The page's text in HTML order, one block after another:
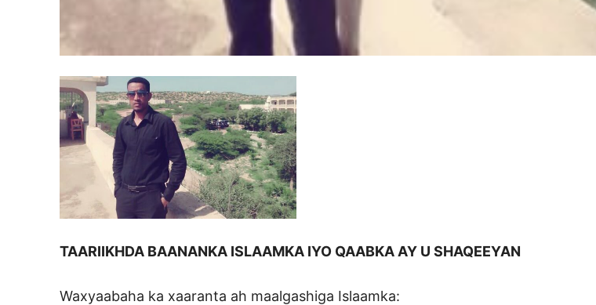
TAARIIKHDA BAANANKA ISLAAMKA IYO QAABKA AY U SHAQEEYAN
Waxyaabaha ka xaaranta ah maalgashiga Islaamka: